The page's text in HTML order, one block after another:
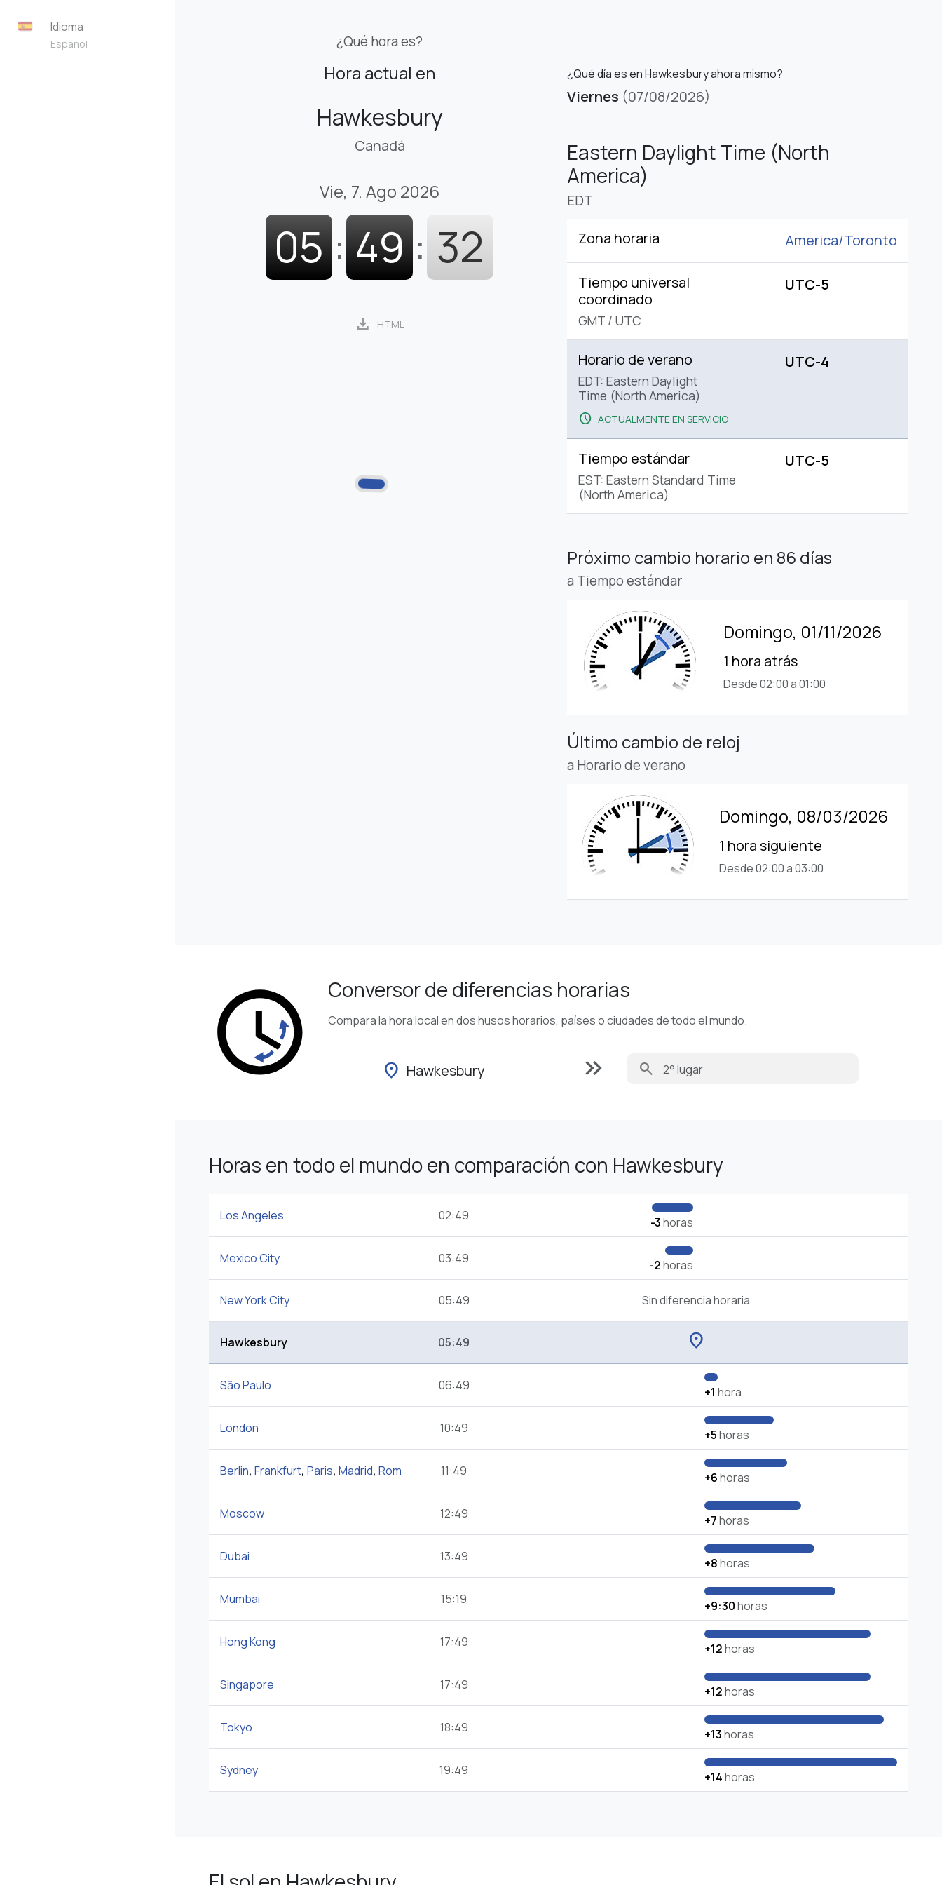
Idioma
Español ¿Qué hora es?
Hora actual en
Hawkesbury
Canadá
Vie, 7. Ago 2026
05 : 49 : 33
download HTML
¿Qué día es en Hawkesbury ahora mismo?
Viernes (07/08/2026)
Eastern Daylight Time (North
America)
EDT
Zona horaria America/Toronto
Tiempo universal
coordinado
GMT / UTC
UTC-5
Horario de verano
EDT: Eastern Daylight
Time (North America)
schedule ACTUALMENTE EN SERVICIO
UTC-4
Tiempo estándar
EST: Eastern Standard Time
(North America)
UTC-5
Próximo cambio horario en 86 días
a Tiempo estándar
Domingo, 01/11/2026
1 hora atrás
Desde 02:00 a 01:00
Último cambio de reloj
a Horario de verano
Domingo, 08/03/2026
1 hora siguiente
Desde 02:00 a 03:00
Conversor de diferencias horarias
Compara la hora local en dos husos horarios, países o ciudades de todo el mundo.
location_on Hawkesbury keyboard_double_arrow_right search
Horas en todo el mundo en comparación con Hawkesbury
Los Angeles 02:49 -3horas
Mexico City 03:49 -2horas
New York City 05:49 Sin diferencia horaria
Hawkesbury 05:49 location_on
São Paulo 06:49 +1 hora
London 10:49 +5horas
Berlin, Frankfurt, Paris, Madrid, Rom 11:49 +6horas
Moscow 12:49 +7horas
Dubai 13:49 +8horas
Mumbai 15:19 +9:30horas
Hong Kong 17:49 +12horas
Singapore 17:49 +12horas
Tokyo 18:49 +13horas
Sydney 19:49 +14horas